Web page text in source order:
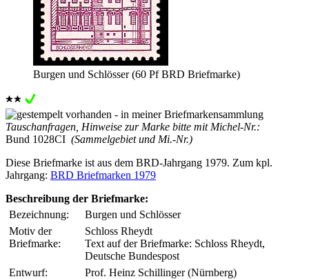
Burgen und Schlösser (60 Pf BRD Briefmarke)
Tauschanfragen, Hinweise zur Marke bitte mit Michel-Nr.:
Bund 1028CI (Sammelgebiet und Mi.-Nr.)
Diese Briefmarke ist aus dem BRD-Jahrgang 1979. Zum kpl.
Jahrgang: BRD Briefmarken 1979
Beschreibung der Briefmarke:
Bezeichnung:
Burgen und Schlösser
Motiv der
Briefmarke:
Schloss Rheydt
Text auf der Briefmarke: Schloss Rheydt,
Deutsche Bundespost
Entwurf:
Prof. Heinz Schillinger (Nürnberg)